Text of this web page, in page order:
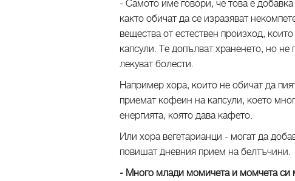
- Самото име говори, че това е
както обичат да се изразяват
вещества от естествен произход,
капсули. Те допълват храненето, но не
лекуват болести.
Например хора, които не обичат да
приемат кофеин на капсули, което
енергията, която дава кафето.
Или хора вегетарианци - могат да
повишат дневния прием на белтъчини.
- Много млади момичета и момчета